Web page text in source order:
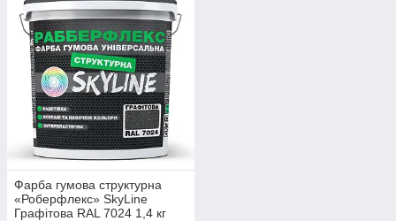
Фарба гумова структурна
«Роберфлекс» SkyLine
Графітова RAL 7024 1,4 кг